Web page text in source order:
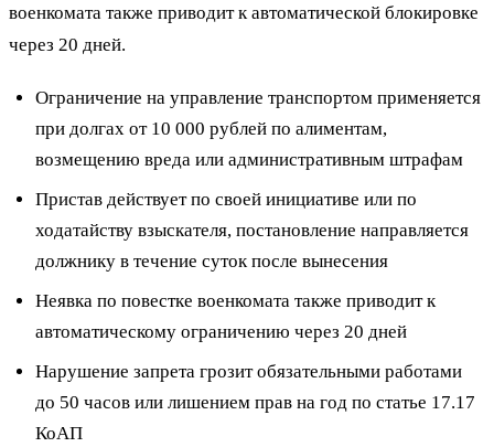
военкомата также приводит к автоматической блокировке
через 20 дней.
Ограничение на управление транспортом применяется
при долгах от 10 000 рублей по алиментам,
возмещению вреда или административным штрафам
Пристав действует по своей инициативе или по
ходатайству взыскателя, постановление направляется
должнику в течение суток после вынесения
Неявка по повестке военкомата также приводит к
автоматическому ограничению через 20 дней
Нарушение запрета грозит обязательными работами
до 50 часов или лишением прав на год по статье 17.17
КоАП